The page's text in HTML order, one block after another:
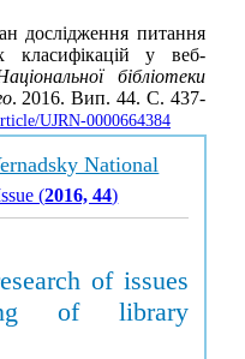
дослідження питання
класифікацій у веб-
бібліотеки
. 2016. Вип. 44. С. 437-
UJRN-0000664384
National
(2016, 44)
of issues
of library